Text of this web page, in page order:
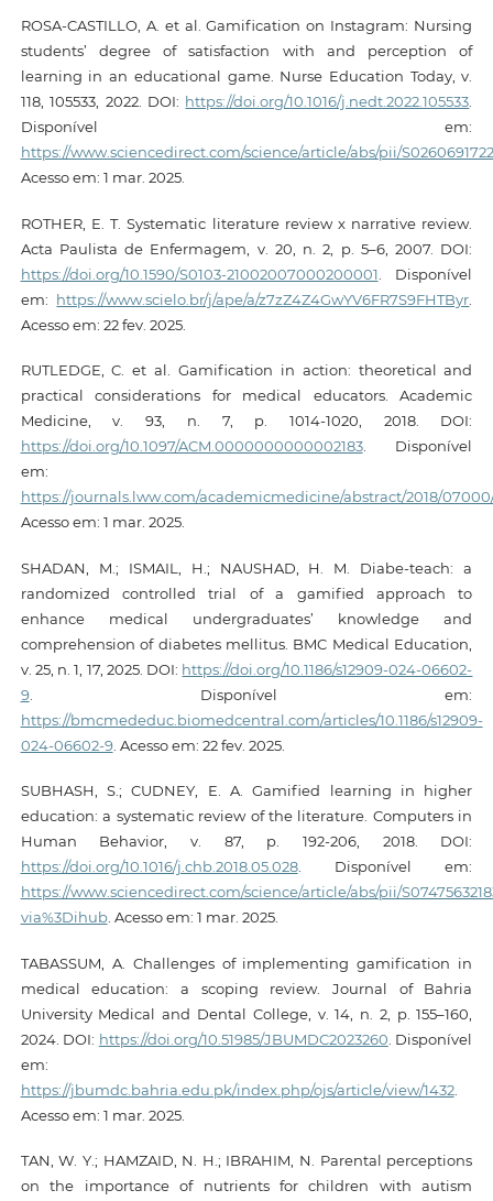
ROSA-CASTILLO, A. et al. Gamification on Instagram: Nursing
students’ degree of satisfaction with and perception of
learning in an educational game. Nurse Education Today, v.
118, 105533, 2022. DOI: https://doi.org/10.1016/j.nedt.2022.105533
Disponível em:
https://www.sciencedirect.com/science/article/abs/pii/
Acesso em: 1 mar. 2025.
ROTHER, E. T. Systematic literature review x narrative review.
Acta Paulista de Enfermagem, v. 20, n. 2, p. 5–6, 2007. DOI:
https://doi.org/10.1590/S0103-21002007000200001 . Disponível
em: https://www.scielo.br/j/ape/a/z7zZ4Z4GwYV6FR7S9FHTByr
Acesso em: 22 fev. 2025.
RUTLEDGE, C. et al. Gamification in action: theoretical and
practical considerations for medical educators. Academic
Medicine, v. 93, n. 7, p. 1014-1020, 2018. DOI:
https://doi.org/10.1097/ACM.0000000000002183. Disponível
em:
https://journals.lww.com/academicmedicine/abstract/2018/
Acesso em: 1 mar. 2025.
SHADAN, M.; ISMAIL, H.; NAUSHAD, H. M. Diabe-teach: a
randomized controlled trial of a gamified approach to
enhance medical undergraduates’ knowledge and
comprehension of diabetes mellitus. BMC Medical Education,
v. 25, n. 1, 17, 2025. DOI: https://doi.org/10.1186/s12909-024-06602-
9. Disponível em:
https://bmcmededuc.biomedcentral.com/articles/10.1186/s12909-
024-06602-9. Acesso em: 22 fev. 2025.
SUBHASH, S.; CUDNEY, E. A. Gamified learning in higher
education: a systematic review of the literature. Computers in
Human Behavior, v. 87, p. 192-206, 2018. DOI:
https://doi.org/10.1016/j.chb.2018.05.028. Disponível em:
https://www.sciencedirect.com/science/article/abs/pii/
via%3Dihub. Acesso em: 1 mar. 2025.
TABASSUM, A. Challenges of implementing gamification in
medical education: a scoping review. Journal of Bahria
University Medical and Dental College, v. 14, n. 2, p. 155–160,
2024. DOI: https://doi.org/10.51985/JBUMDC2023260 . Disponível
em:
https://jbumdc.bahria.edu.pk/index.php/ojs/article/view/1432.
Acesso em: 1 mar. 2025.
TAN, W. Y.; HAMZAID, N. H.; IBRAHIM, N. Parental perceptions
on the importance of nutrients for children with autism